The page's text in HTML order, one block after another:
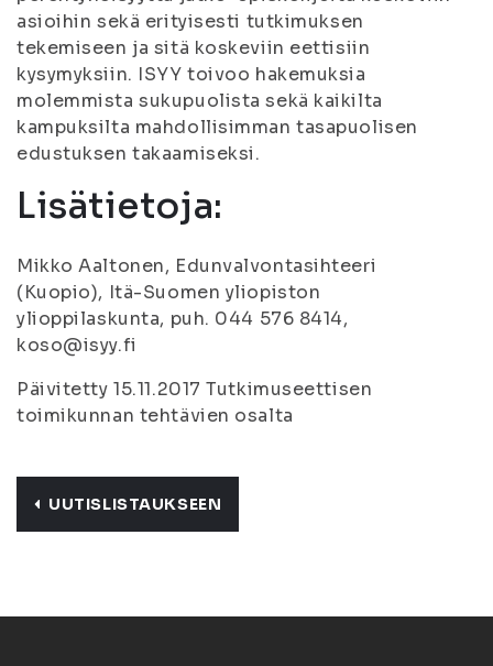
asioihin sekä erityisesti tutkimuksen
tekemiseen ja sitä koskeviin eettisiin
kysymyksiin. ISYY toivoo hakemuksia
molemmista sukupuolista sekä kaikilta
kampuksilta mahdollisimman tasapuolisen
edustuksen takaamiseksi.
Lisätietoja:
Mikko Aaltonen, Edunvalvontasihteeri
(Kuopio), Itä-Suomen yliopiston
ylioppilaskunta, puh. 044 576 8414,
koso@isyy.fi
Päivitetty 15.11.2017 Tutkimuseettisen
toimikunnan tehtävien osalta
UUTISLISTAUKSEEN